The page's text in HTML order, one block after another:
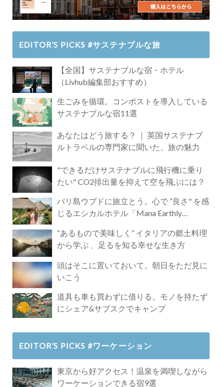
EDITOR’S PICKS #サステナブルな旅
【全国】サステナブルな宿・ホテル
（Livhub編集部おすすめ）
生ごみを循環。コンポストを導入している
サステナブルな宿11選
あなたはどう旅する？ ｜ 英国サステナブ
ルトラベルの専門家に聞いた、旅の魅力
"できるだけサステナブルに飛行機に乗り
たい" CO2排出量を抑えて空を飛ぶには？
バリ島ウブドに旅立とう。心で ”良さ" を感
じるエシカルホテル「Mana Earthly
“あるもので美味しく” イタリアの郷土料理
から学ぶ 、足るを知る幸せな生き方
頭はそこに置いておいて。朝日をただ見に
いこう
道具も車も買わずに借りる。モノを持たず
にシェア&サブスクでキャンプ
EDITOR’S PICKS #ワーケーション
東京から好アクセス！温泉を満喫しながら
ワーケーションできる宿9選